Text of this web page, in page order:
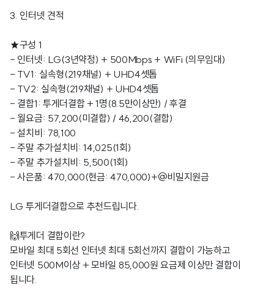
3. 인터넷 견적
★구성 1
- 인터넷: LG(3년약정) + 500Mbps + WiFi (의무임대)
- TV1: 실속형(219채널) + UHD4셋톱
- TV2: 실속형(219채널) + UHD4셋톱
- 결합1: 투게더결합 + 1명(8.5만이상만) / 후결
- 월요금: 57,200(미결합) / 46,200(결합)
- 설치비: 78,100
- 주말 추가설치비: 14,025(1회)
- 주말 추가설치비: 5,500(1회)
- 사은품: 470,000(현금: 470,000)+@비밀지원금
LG 투게더결합으로 추천드립니다.
🙌투게더 결합이란?
모바일 최대 5회선 인터넷 최대 5회선까지 결합이 가능하고
인터넷 500M이상 + 모바일 85,000원 요금제 이상만 결합이
됩니다.